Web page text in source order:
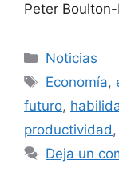
Peter
Categorías
Noticias
Etiquetas
Economía,
futuro,
productividad,
Deja un